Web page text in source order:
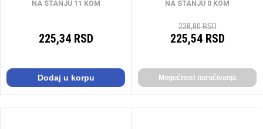
NA STANJU 11 KOM
225,34 RSD
Dodaj u korpu
NA STANJU 0 KOM
238,80 RSD
225,54 RSD
Mogućnost naručivanja